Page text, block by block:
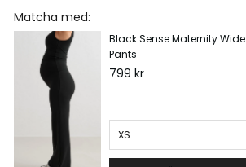
Matcha med:
Black Sense Maternity Wide
Pants
799 kr